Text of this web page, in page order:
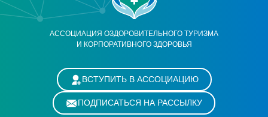
АССОЦИАЦИЯ ОЗДОРОВИТЕЛЬНОГО ТУРИЗМА
И КОРПОРАТИВНОГО ЗДОРОВЬЯ
ВСТУПИТЬ В АССОЦИАЦИЮ
ПОДПИСАТЬСЯ НА РАССЫЛКУ